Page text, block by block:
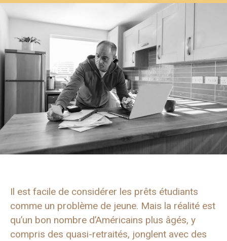
Il est facile de considérer les prêts étudiants
comme un problème de jeune. Mais la réalité est
qu’un bon nombre d’Américains plus âgés, y
compris des quasi-retraités, jonglent avec des